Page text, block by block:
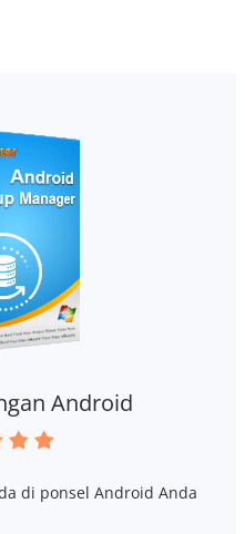
Android
di ponsel Android Anda